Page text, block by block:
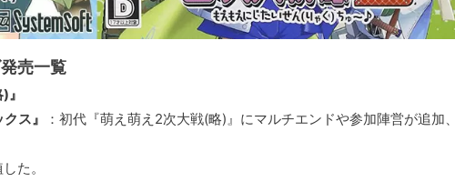
売一覧
ス』
：初代『萌え萌え2次大戦(略)』にマルチエンドや参加陣営が追加、
た。